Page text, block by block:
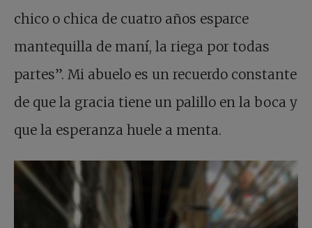
chico o chica de cuatro años esparce
mantequilla de maní, la riega por todas
partes”. Mi abuelo es un recuerdo constante
de que la gracia tiene un palillo en la boca y
que la esperanza huele a menta.